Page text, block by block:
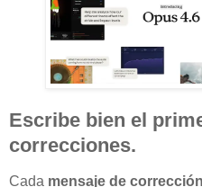
Escribe bien el
correcciones.
Cada mensaje de corrección